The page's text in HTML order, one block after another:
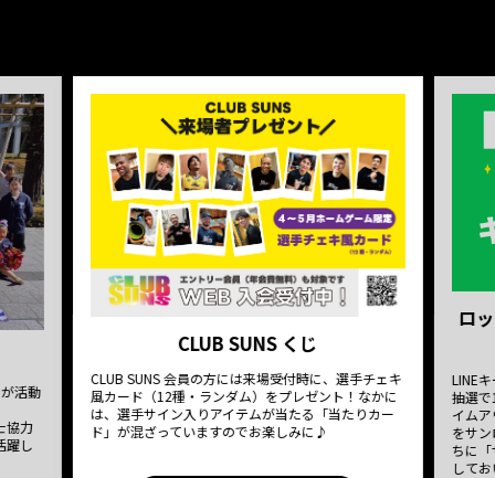
活動
協力
躍し
CLUB SUNS くじ
CLUB SUNS 会員の方には来場受付時に、選手チェキ
風カード（12種・ランダム）をプレゼント！なかに
は、選手サイン入りアイテムが当たる「当たりカー
ド」が混ざっていますのでお楽しみに♪
ロ
LINE
抽選
イム
をサ
ちに「
して